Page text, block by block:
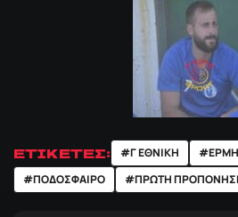
ΕΤΙΚΕΤΕΣ: #Γ ΕΘΝΙΚΗ
#ΠΟΔΌΣΦΑΙΡΟ
#ΠΡΩΤΗ